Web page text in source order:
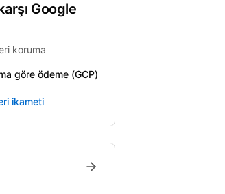
Google
koruma
göre ödeme (GCP)
ikameti